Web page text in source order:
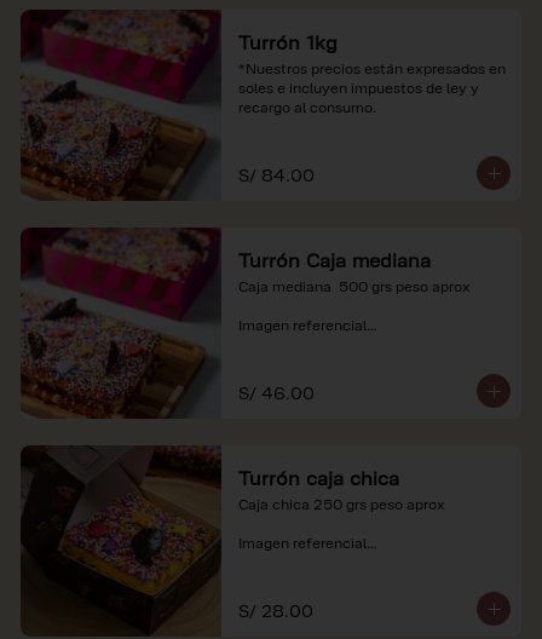
Turrón 1kg
*Nuestros precios están expresados en
soles e incluyen impuestos de ley y
recargo al consumo.
S/ 84.00
Turrón Caja mediana
Caja mediana  500 grs peso aprox
Imagen referencial
soles e incluyen impuestos de ley y
recargo al consumo.
S/ 46.00
Turrón caja chica
Caja chica 250 grs peso aprox
Imagen referencial
soles e incluyen impuestos de ley y
recargo al consumo.
S/ 28.00